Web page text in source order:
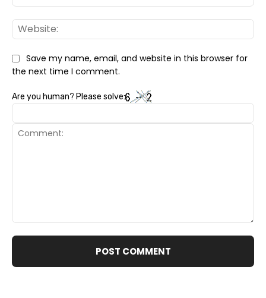
Save my name, email, and website in this browser for
the next time I comment.
Are you human? Please solve: